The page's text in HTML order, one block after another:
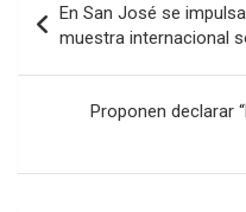
o
o
k
A
p
p
n
de
entradas
En San José se
muestra internacional
Proponen declarar